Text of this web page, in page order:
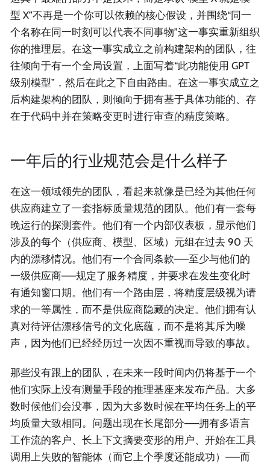
型 X”不再是一个你可以依赖的核心假设，并围绕“同一
个名称在同一时刻可以代表不同事物”这一事实重新组织
你的推理层。在这一事实成立之前构建架构的团队，往
往倾向于有一个全局设置，上面写着“此功能使用 GPT
级别模型”，然后在此之下自由路由。在这一事实成立之
后构建架构的团队，则倾向于拥有基于具体功能的、存
在于代码中并在策略变更时进行审查的精度策略。
一年后的行业规范会是什么样子
在这一领域领先的团队，看起来就像是已经为其他任何
供应商建立了一套指标质量规范的团队。他们有一套每
晚运行的探测套件。他们有一个内部仪表板，显示他们
涉及的每个（供应商、模型、区域）元组在过去 90 天
内的漂移情况。他们有一个合同条款——至少与他们的
一级供应商——规定了服务精度，并要求在发生变化时
有通知窗口期。他们有一个路由层，将精度层级视为请
求的一等属性，而不是供应商隐藏的决定。他们拥有认
真对待评估漂移信号的文化底蕴，而不是将其斥为噪
声，因为他们已经经历过一次因不重视而导致的事故。
那些没有跟上的团队，在未来一段时间内仍将基于一个
他们实际上没有测量手段的推理基座来发布产品。大多
数时候他们会没事，因为大多数时候在平均任务上的平
均质量大致相同。问题出现在长尾部分——拥有多语言
工作流的客户、长上下文摘要变形的用户、开始在工具
调用上失败的智能体（而它上个季度还能成功）——而